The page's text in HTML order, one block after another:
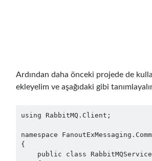
Ardından daha önceki projede de
ekleyelim ve aşağıdaki gibi
using RabbitMQ.Client;
namespace
{